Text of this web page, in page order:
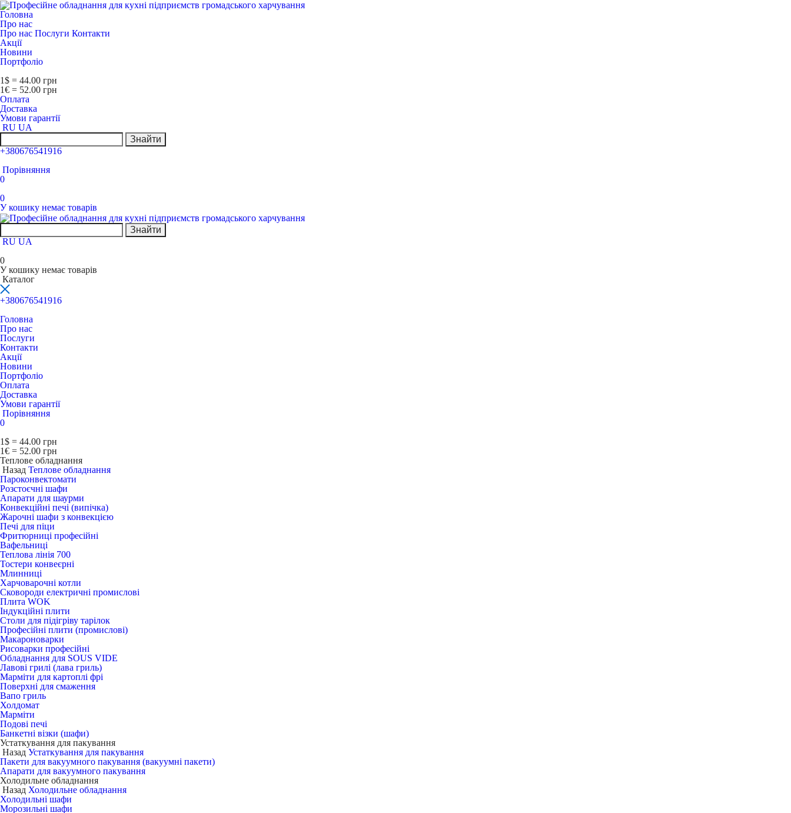
Головна
Про нас
Про нас Послуги Контакти
Акції
Новини
Портфоліо
1$ = 44.00 грн
1€ = 52.00 грн
Оплата
Доставка
Умови гарантії
RU UA
Знайти
+380676541916
Порівняння
0
0
У кошику немає товарів
Знайти
RU UA
0
У кошику немає товарів
Каталог
+380676541916
Головна
Про нас
Послуги
Контакти
Акції
Новини
Портфоліо
Оплата
Доставка
Умови гарантії
Порівняння
0
1$ = 44.00 грн
1€ = 52.00 грн
Теплове обладнання
Назад Теплове обладнання
Пароконвектомати
Розстоєчні шафи
Апарати для шаурми
Конвекційні печі (випічка)
Жарочні шафи з конвекцією
Печі для піци
Фритюрниці професійні
Вафельниці
Теплова лінія 700
Тостери конвеєрні
Млинниці
Харчоварочні котли
Сковороди електричні промислові
Плита WOK
Індукційні плити
Столи для підігріву тарілок
Професійні плити (промислові)
Макароноварки
Рисоварки професійні
Обладнання для SOUS VIDE
Лавові грилі (лава гриль)
Марміти для картоплі фрі
Поверхні для смаження
Вапо гриль
Холдомат
Марміти
Подові печі
Банкетні візки (шафи)
Устаткування для пакування
Назад Устаткування для пакування
Пакети для вакуумного пакування (вакуумні пакети)
Апарати для вакуумного пакування
Холодильне обладнання
Назад Холодильне обладнання
Холодильні шафи
Морозильні шафи